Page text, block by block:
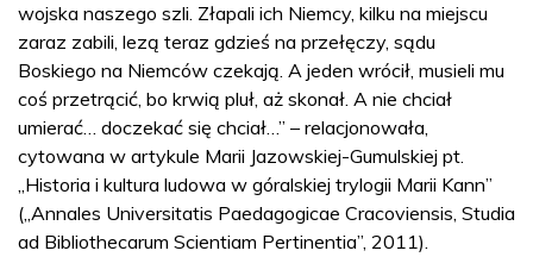
wojska naszego szli. Złapali ich Niemcy, kilku na miejscu
zaraz zabili, lezą teraz gdzieś na przełęczy, sądu
Boskiego na Niemców czekają. A jeden wrócił, musieli mu
coś przetrącić, bo krwią pluł, aż skonał. A nie chciał
umierać… doczekać się chciał…” – relacjonowała,
cytowana w artykule Marii Jazowskiej-Gumulskiej pt.
„Historia i kultura ludowa w góralskiej trylogii Marii Kann”
(„Annales Universitatis Paedagogicae Cracoviensis, Studia
ad Bibliothecarum Scientiam Pertinentia”, 2011).